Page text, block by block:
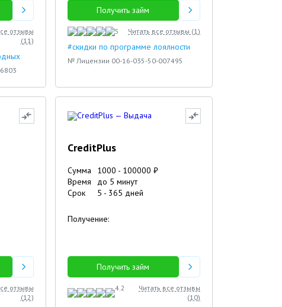
отзывы
(11)
Получить займ
5 Читать все отзывы (1)
#скидки по программе лоялности
№ Лицензии 00-16-035-50-007495
отзывы
(12)
CreditPlus
Сумма 1000 - 100000 ₽
Время
до 5 минут
Срок
5 - 365 дней
Получение:
Получить займ
4.2
Читать все отзывы
(10)